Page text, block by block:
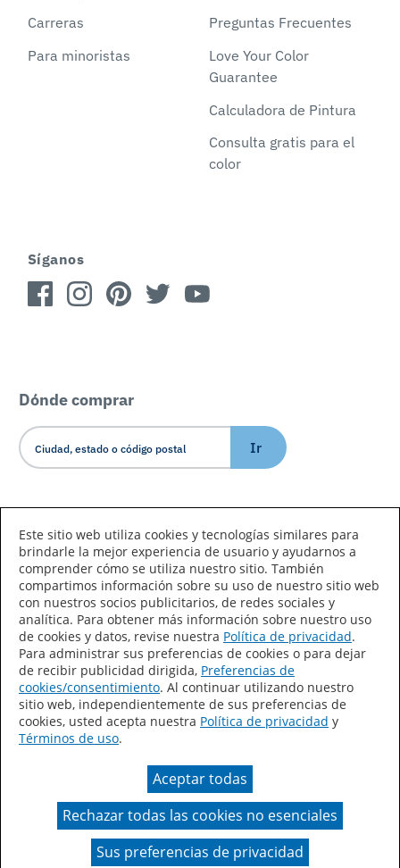
Carreras
Para minoristas
Preguntas Frecuentes
Love Your Color
Guarantee
Calculadora de Pintura
Consulta gratis para el
color
Síganos
Dónde comprar
Ir
Declaración de accesibilidad
Mapa del sitio
Términos de uso
Privacidad
Sus preferencias de privacidad
Ley de Cadenas de Suministro de California
Un color real puede variar en comparación con la
presentación en pantalla.
Este sitio web utiliza cookies y tecnologías similares para
brindarle la mejor experiencia de usuario y ayudarnos a
comprender cómo se utiliza nuestro sitio. También
compartimos información sobre su uso de nuestro sitio web
con nuestros socios publicitarios, de redes sociales y
analítica. Para obtener más información sobre nuestro uso
de cookies y datos, revise nuestra Política de privacidad.
Para administrar sus preferencias de cookies o para dejar
de recibir publicidad dirigida, Preferencias de
cookies/consentimiento. Al continuar utilizando nuestro
sitio web, independientemente de sus preferencias de
cookies, usted acepta nuestra Política de privacidad y
Términos de uso.
Aceptar todas
Rechazar todas las cookies no esenciales
Sus preferencias de privacidad